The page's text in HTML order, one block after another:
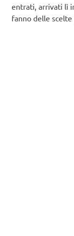
entrati, arrivati lì
fanno delle scelte